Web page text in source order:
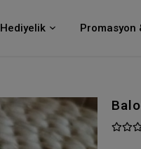
Hediyelik Promasyon